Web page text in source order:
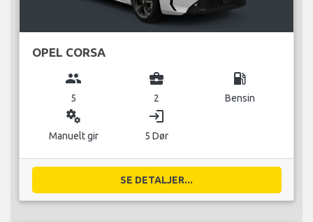
OPEL CORSA
group
5
business_center
2
local_gas_station
Bensin
miscellaneous_services
Manuelt gir
login
5 Dør
SE DETALJER...